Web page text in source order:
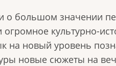
о большом значении
огромное культурно-
на новый уровень
новые сюжеты на